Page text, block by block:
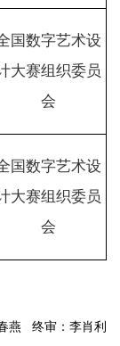
国数字艺术设
大赛组织委员
会
国数字艺术设
大赛组织委员
会
燕 终审：李肖利